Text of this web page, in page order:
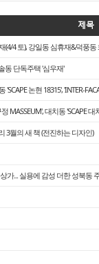
제목
4 토), 강일동 심휴재&덕풍동
동 단독주택 '심우재'
논현 18315', 'INTER-
대치동 'SCAPE 대
3월의 새 책 (전진하는 디자인)
가... 실용에 감성 더한 성북동